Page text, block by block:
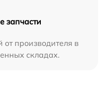
запчасти
от производителя в
складах.